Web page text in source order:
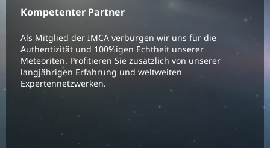
Kompetenter Partner
Als Mitglied der IMCA verbürgen wir uns für die
Authentizität und 100%igen Echtheit unserer
Meteoriten. Profitieren Sie zusätzlich von unserer
langjährigen Erfahrung und weltweiten
Expertennetzwerken.